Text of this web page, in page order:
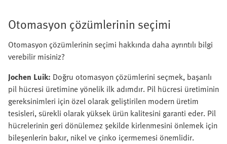
Otomasyon çözümlerinin seçimi
Otomasyon çözümlerinin seçimi hakkında daha ayrıntılı bilgi
verebilir misiniz?
Jochen Luik: Doğru otomasyon çözümlerini seçmek, başarılı
pil hücresi üretimine yönelik ilk adımdır. Pil hücresi üretiminin
gereksinimleri için özel olarak geliştirilen modern üretim
tesisleri, sürekli olarak yüksek ürün kalitesini garanti eder. Pil
hücrelerinin geri dönülemez şekilde kirlenmesini önlemek için
bileşenlerin bakır, nikel ve çinko içermemesi önemlidir.